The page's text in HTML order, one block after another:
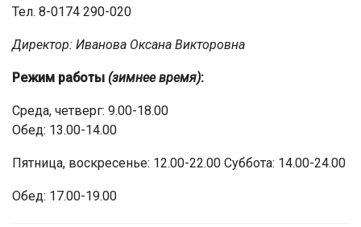
Тел. 8-0174 290-020
Директор: Иванова Оксана Викторовна
Режим работы (зимнее время):
Среда, четверг: 9.00-18.00
Обед: 13.00-14.00
Пятница, воскресенье: 12.00-22.00 Суббота: 14.00-24.00
Обед: 17.00-19.00